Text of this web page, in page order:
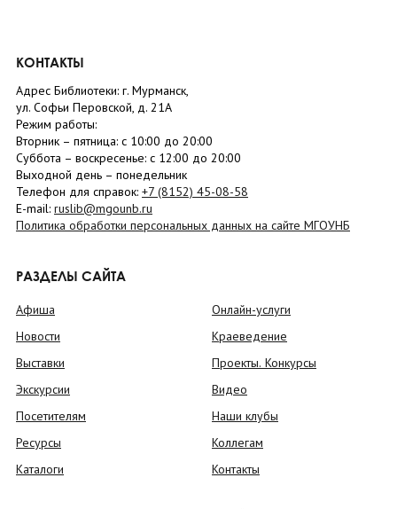
КОНТАКТЫ
Адрес Библиотеки: г. Мурманск,
ул. Софьи Перовской, д. 21А
Режим работы:
Вторник – пятница: с 10:00 до 20:00
Суббота – воскресенье: c 12:00 до 20:00
Выходной день – понедельник
Телефон для справок: +7 (8152) 45-08-58
E-mail: ruslib@mgounb.ru
Политика обработки персональных данных на сайте МГОУНБ
РАЗДЕЛЫ САЙТА
Афиша
Новости
Выставки
Экскурсии
Посетителям
Ресурсы
Каталоги
Онлайн-услуги
Краеведение
Проекты. Конкурсы
Видео
Наши клубы
Коллегам
Контакты